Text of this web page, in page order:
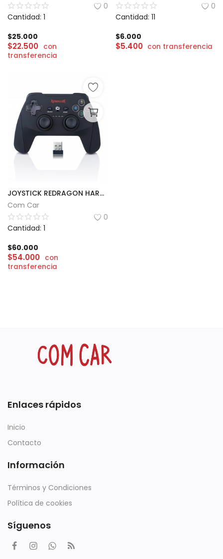
0
Cantidad: 1
$25.000
$22.500 con
transferencia
0
Cantidad: 11
$6.000
$5.400 con transferencia
JOYSTICK REDRAGON HARROW INALÁMBRICO PC/PS3
Com Car
0
Cantidad: 1
$60.000
$54.000 con
transferencia
Enlaces rápidos
Inicio
Contacto
Información
Términos y Condiciones
Política de cookies
Síguenos